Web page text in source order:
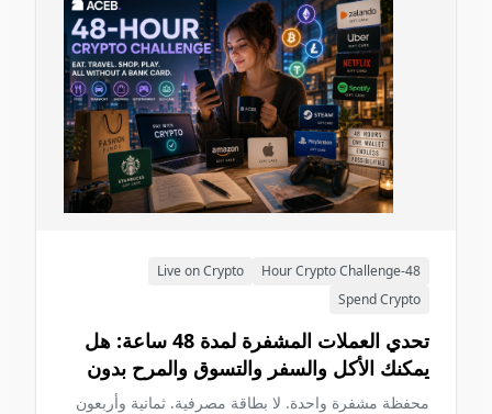
Live on Crypto
Spend Crypto
تحدي العملات المشفرة لمدة 48 ساعة: هل
يمكنك الأكل والسفر والتسوق والمرح بدون
بطاقة مصرفية في 2026؟
محفظة مشفرة واحدة. لا بطاقة مصرفية. ثمانية وأربعون